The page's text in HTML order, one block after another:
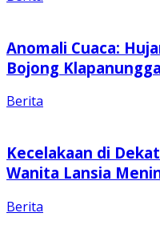
Anomali Cuaca:
Bojong
Berita
Kecelakaan di
Wanita Lansia
Berita